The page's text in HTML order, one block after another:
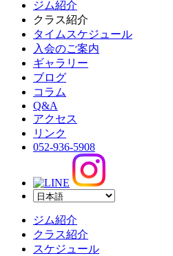
ジム紹介
クラス紹介
タイムスケジュール
入会のご案内
ギャラリー
ブログ
コラム
Q&A
アクセス
リンク
052-936-5908
ジム紹介
クラス紹介
スケジュール